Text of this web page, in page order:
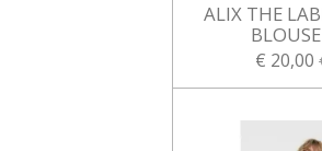
ALIX THE
€ 20,00